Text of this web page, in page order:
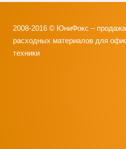
2008-2016 © ЮниФокс – продажа
расходных материалов для
техники